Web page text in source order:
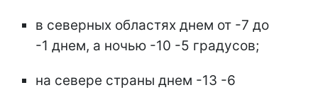
в северных областях днем от -7 до
-1 днем, а ночью -10 -5 градусов;
на севере страны днем -13 -6